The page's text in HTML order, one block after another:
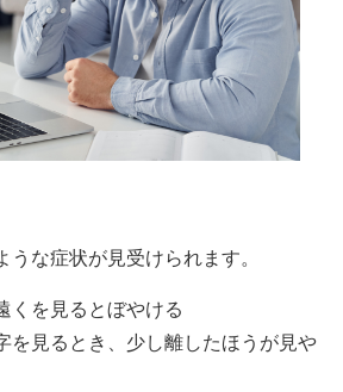
うな症状が見受けられます。
くを見るとぼやける
を見るとき、少し離したほうが見や